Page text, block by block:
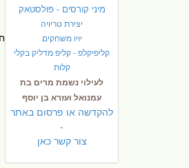
מיני קורסים - פולסטאק
יצירת טריויה
יויו משחקים
קליפיקלפ - קליפ מדליק בקלי
קלות
לעילוי נשמת מרים בת
עמנואל ועזרא בן יוסף
להקדשה או פרסום באתר
-
צור קשר כאן
|אתרי עזר אודות